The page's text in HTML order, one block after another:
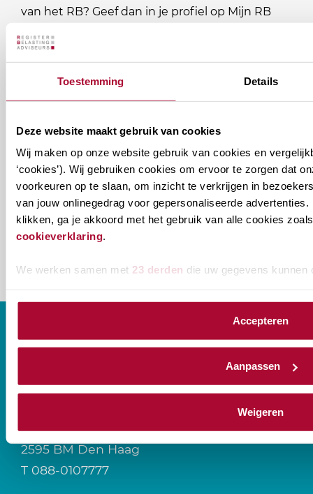
Toestemming Details
Deze website maakt gebruik van cookies
Wij maken op onze website gebruik van cookies en
‘cookies’). Wij gebruiken cookies om ervoor te zorgen dat
voorkeuren op te slaan, om inzicht te verkrijgen in
van jouw onlinegedrag voor gepersonaliseerde advertenties.
klikken, ga je akkoord met het gebruik van alle cookies
cookieverklaring.
We werken samen met 23 derden die uw gegevens kunnen
Accepteren
Aanpassen
Weigeren
van het RB? Geef dan in je profiel op Mijn RB
E-mailadres*
naam@bedrijf.nl
je
willen
ontvangen?
Permanente Educatie nieuwsbrief
CONTACT
Prinses Beatrixlaan 544
2595 BM Den Haag
T 088-0107777